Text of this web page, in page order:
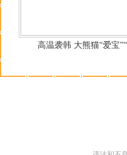
高温袭韩 大熊猫“爱宝